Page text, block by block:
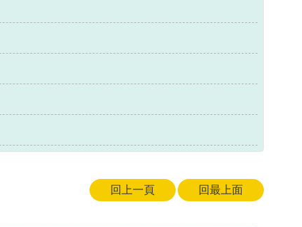
回上一頁 回最上面